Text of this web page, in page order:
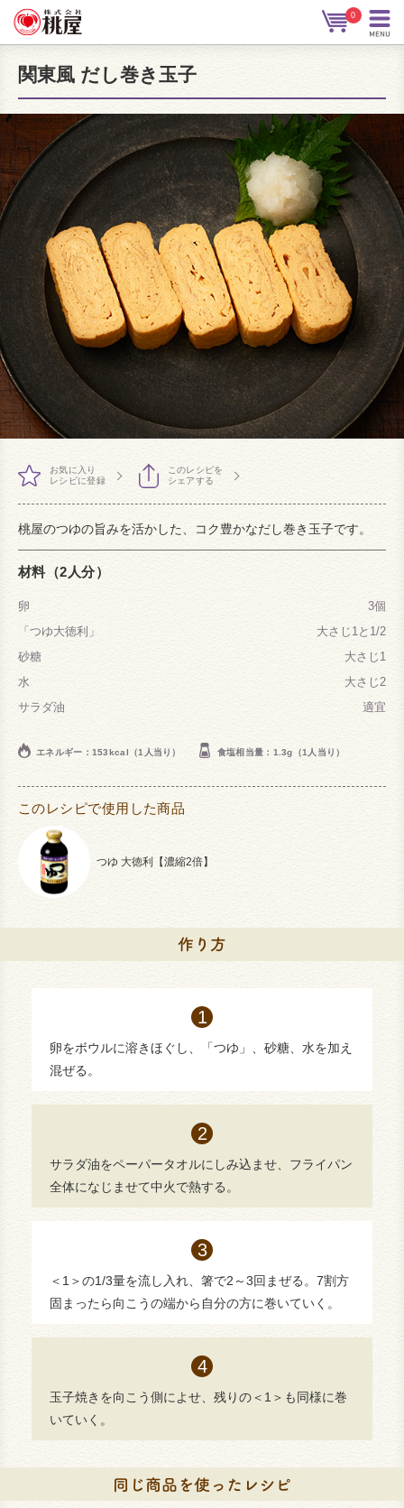
0
関東風 だし巻き玉子
お気に入り
レシピに登録
このレシピを
シェアする
桃屋のつゆの旨みを活かした、コク豊かなだし巻き玉子です。
材料（2人分）
卵
3個
「つゆ大徳利」
大さじ1と1/2
砂糖
大さじ1
水
大さじ2
サラダ油
適宜
エネルギー：153kcal（1人当り） 食塩相当量：1.3g（1人当り）
このレシピで使用した商品
つゆ 大徳利【濃縮2倍】
卵をボウルに溶きほぐし、「つゆ」、砂糖、水を加え
混ぜる。
サラダ油をペーパータオルにしみ込ませ、フライパン
全体になじませて中火で熱する。
＜1＞の1/3量を流し入れ、箸で2～3回まぜる。7割方
固まったら向こうの端から自分の方に巻いていく。
玉子焼きを向こう側によせ、残りの＜1＞も同様に巻
いていく。